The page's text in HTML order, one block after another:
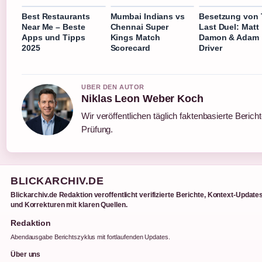
Best Restaurants
Near Me – Beste
Apps und Tipps
2025
Mumbai Indians vs
Chennai Super
Kings Match
Scorecard
Besetzung von
Last Duel: Matt
Damon & Adam
Driver
UBER DEN AUTOR
Niklas Leon Weber Koch
Wir veröffentlichen täglich faktenbasierte
Prüfung.
BLICKARCHIV.DE
Blickarchiv.de Redaktion veroffentlicht verifizierte Berichte, Kontext-
und Korrekturen mit klaren Quellen.
Redaktion
Abendausgabe Berichtszyklus mit fortlaufenden Updates.
Über uns